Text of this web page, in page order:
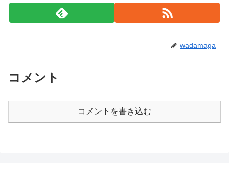
wadamaga
コメント
コメントを書き込む